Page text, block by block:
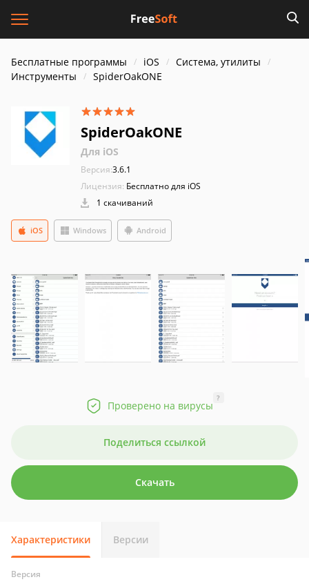
Бесплатные программы iOS
Система, утилиты
Инструменты
SpiderOakONE
SpiderOakONE
Для iOS
Версия:3.6.1
Лицензия: Бесплатно для iOS
1 скачиваний
Windows Android
iOS
Проверено на вирусы
?
Поделиться ссылкой
Скачать
Характеристики Версии
Версия